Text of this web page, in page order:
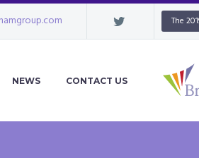
The
NEWS CONTACT US